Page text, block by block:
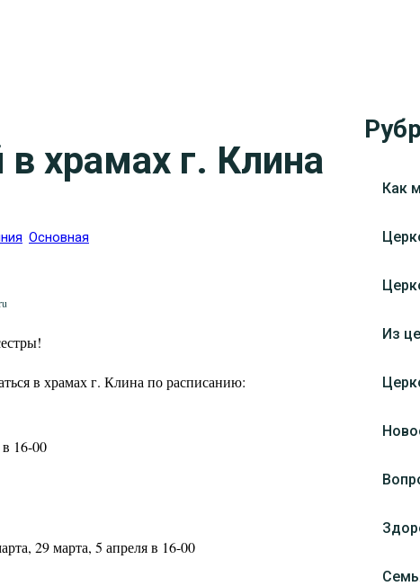
храмах г. Клина
Основная
в храмах г. Клина по расписанию:
16-00
29 марта, 5 апреля в 16-00
Как
Из